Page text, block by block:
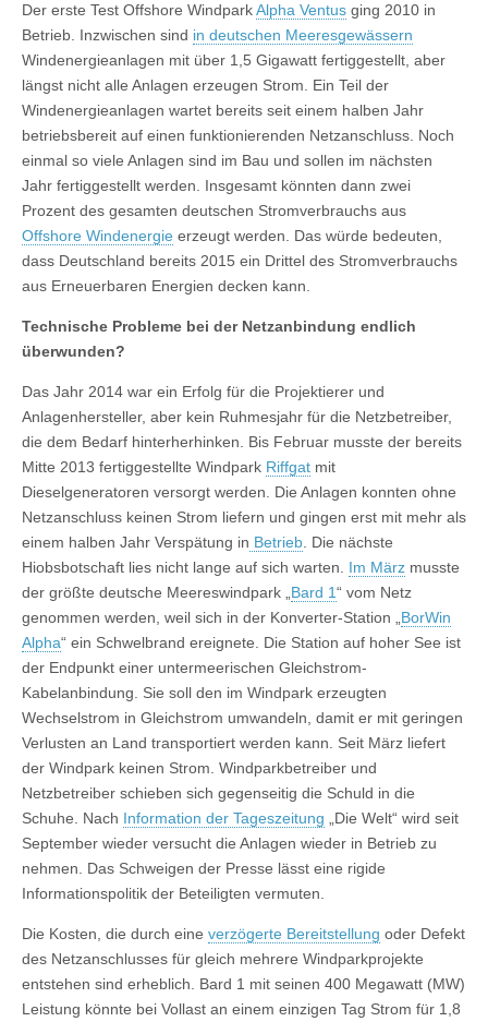
Der erste Test Offshore WindparkAlpha Ventus ging 2010 in
Betrieb. Inzwischen sind in deutschen Meeresgewässern
Windenergieanlagen mit über 1,5 Gigawatt fertiggestellt, aber
längst nicht alle Anlagen erzeugen Strom. Ein Teil der
Windenergieanlagen wartet bereits seit einem halben Jahr
betriebsbereit auf einen funktionierenden Netzanschluss. Noch
einmal so viele Anlagen sind im Bau und sollen im nächsten
Jahr fertiggestellt werden. Insgesamt könnten dann zwei
Prozent des gesamten deutschen Stromverbrauchs aus
Offshore Windenergie erzeugt werden. Das würde bedeuten,
dass Deutschland bereits 2015 ein Drittel des Stromverbrauchs
aus Erneuerbaren Energien decken kann.
Technische Probleme bei der Netzanbindung endlich
überwunden?
Das Jahr 2014 war ein Erfolg für die Projektierer und
Anlagenhersteller, aber kein Ruhmesjahr für die Netzbetreiber,
die dem Bedarf hinterherhinken. Bis Februar musste der bereits
Mitte 2013 fertiggestellte Windpark Riffgat mit
Dieselgeneratoren versorgt werden. Die Anlagen konnten ohne
Netzanschluss keinen Strom liefern und gingen erst mit mehr als
einem halben Jahr Verspätung in Betrieb. Die nächste
Hiobsbotschaft lies nicht lange auf sich warten. Im März musste
der größte deutsche Meereswindpark „Bard 1“ vom Netz
genommen werden, weil sich in der Konverter-Station „BorWin
Alpha“ ein Schwelbrand ereignete. Die Station auf hoher See ist
der Endpunkt einer untermeerischen Gleichstrom-
Kabelanbindung. Sie soll den im Windpark erzeugten
Wechselstrom in Gleichstrom umwandeln, damit er mit geringen
Verlusten an Land transportiert werden kann. Seit März liefert
der Windpark keinen Strom. Windparkbetreiber und
Netzbetreiber schieben sich gegenseitig die Schuld in die
Schuhe. Nach Information der Tageszeitung „Die Welt“ wird seit
September wieder versucht die Anlagen wieder in Betrieb zu
nehmen. Das Schweigen der Presse lässt eine rigide
Informationspolitik der Beteiligten vermuten.
Die Kosten, die durch eine verzögerte Bereitstellung oder Defekt
des Netzanschlusses für gleich mehrere Windparkprojekte
entstehen sind erheblich. Bard 1 mit seinen 400 Megawatt (MW)
Leistung könnte bei Vollast an einem einzigen Tag Strom für 1,8